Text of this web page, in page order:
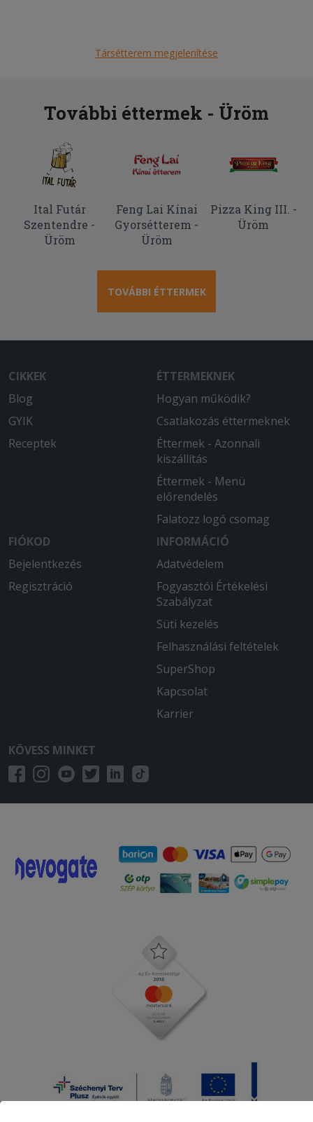
Társétterem megjelenítése
További éttermek - Üröm
Ital Futár
Szentendre -
Üröm
Feng Lai Kínai
Gyorsétterem -
Üröm
Pizza King III. -
Üröm
TOVÁBBI ÉTTERMEK
CIKKEK
Blog
GYIK
Receptek
ÉTTERMEKNEK
Hogyan működik?
Csatlakozás éttermeknek
Éttermek - Azonnali
kiszállítás
Éttermek - Menü
előrendelés
Falatozz logó csomag
FIÓKOD
Bejelentkezés
Regisztráció
INFORMÁCIÓ
Adatvédelem
Fogyasztói Értékelési
Szabályzat
Süti kezelés
Felhasználási feltételek
SuperShop
Kapcsolat
Karrier
KÖVESS MINKET